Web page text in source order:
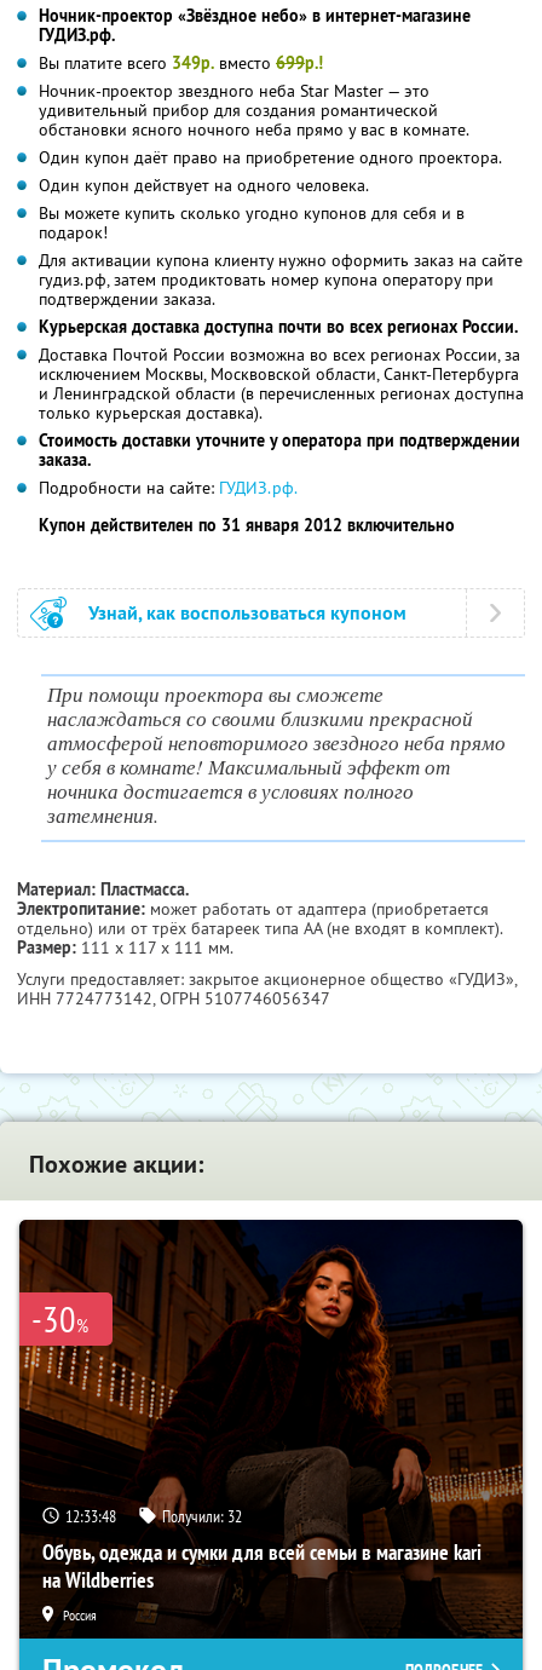
Ночник-проектор «Звёздное небо» в интернет-магазине
ГУДИЗ.рф.
Вы платите всего 349р. вместо 699р.!
Ночник-проектор звездного неба Star Master — это
удивительный прибор для создания романтической
обстановки ясного ночного неба прямо у вас в комнате.
Один купон даёт право на приобретение одного проектора.
Один купон действует на одного человека.
Вы можете купить сколько угодно купонов для себя и в
подарок!
Для активации купона клиенту нужно оформить заказ на сайте
гудиз.рф, затем продиктовать номер купона оператору при
подтверждении заказа.
Курьерская доставка доступна почти во всех регионах России.
Доставка Почтой России возможна во всех регионах России, за
исключением Москвы, Москвовской области, Санкт-Петербурга
и Ленинградской области (в перечисленных регионах доступна
только курьерская доставка).
Стоимость доставки уточните у оператора при подтверждении
заказа.
Подробности на сайте: ГУДИЗ.рф.
Купон действителен по 31 января 2012 включительно
Узнай, как воспользоваться купоном
При помощи проектора вы сможете
наслаждаться со своими близкими прекрасной
атмосферой неповторимого звездного неба прямо
у себя в комнате! Максимальный эффект от
ночника достигается в условиях полного
затемнения.
Материал: Пластмасса.
Электропитание: может работать от адаптера (приобретается
отдельно) или от трёх батареек типа АА (не входят в комплект).
Размер: 111 х 117 х 111 мм.
Услуги предоставляет: закрытое акционерное общество «ГУДИЗ»,
ИНН 7724773142, ОГРН 5107746056347
Похожие акции:
-30%
12:33:47 Получили: 32
Обувь, одежда и сумки для всей семьи в магазине kari
на Wildberries
Россия